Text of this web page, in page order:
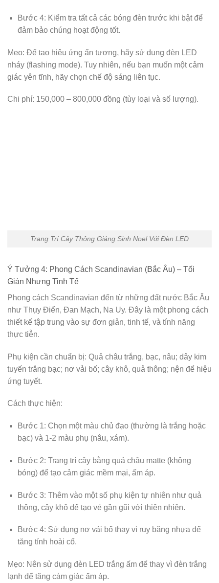
Bước 4: Kiểm tra tất cả các bóng đèn trước khi bật để
đảm bảo chúng hoạt động tốt.
Mẹo: Để tạo hiệu ứng ấn tượng, hãy sử dụng đèn LED
nháy (flashing mode). Tuy nhiên, nếu bạn muốn một cảm
giác yên tĩnh, hãy chọn chế độ sáng liên tục.
Chi phí: 150,000 – 800,000 đồng (tùy loại và số lượng).
Trang Trí Cây Thông Giáng Sinh Noel Với Đèn LED
Ý Tưởng 4: Phong Cách Scandinavian (Bắc Âu) – Tối
Giản Nhưng Tinh Tế
Phong cách Scandinavian đến từ những đất nước Bắc Âu
như Thụy Điển, Đan Mạch, Na Uy. Đây là một phong cách
thiết kế tập trung vào sự đơn giản, tinh tế, và tính năng
thực tiễn.
Phụ kiện cần chuẩn bị: Quả châu trắng, bạc, nâu; dây kim
tuyến trắng bạc; nơ vải bố; cây khô, quả thông; nện để hiệu
ứng tuyết.
Cách thực hiện:
Bước 1: Chọn một màu chủ đạo (thường là trắng hoặc
bạc) và 1-2 màu phụ (nâu, xám).
Bước 2: Trang trí cây bằng quả châu matte (không
bóng) để tạo cảm giác mềm mại, ấm áp.
Bước 3: Thêm vào một số phụ kiện tự nhiên như quả
thông, cây khô để tạo vẻ gần gũi với thiên nhiên.
Bước 4: Sử dụng nơ vải bố thay vì ruy băng nhựa để
tăng tính hoài cổ.
Mẹo: Nên sử dụng đèn LED trắng ấm để thay vì đèn trắng
lạnh để tăng cảm giác ấm áp.